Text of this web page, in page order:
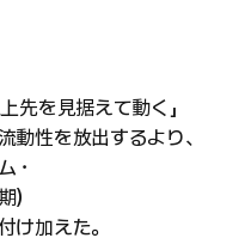
先を見据えて動く」
動性を放出するより、
・
）
け加えた。